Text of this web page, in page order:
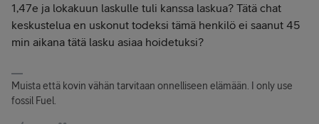
1,47e ja lokakuun laskulle tuli kanssa laskua? Tätä chat
keskustelua en uskonut todeksi tämä henkilö ei saanut 45
min aikana tätä lasku asiaa hoidetuksi?
Muista että kovin vähän tarvitaan onnelliseen elämään. I only use
fossil Fuel.